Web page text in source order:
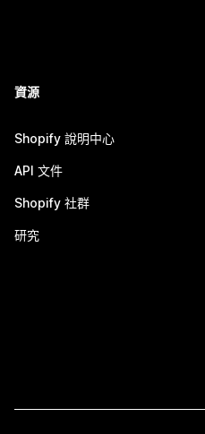
資源
Shopify 說明中心
API 文件
Shopify 社群
研究